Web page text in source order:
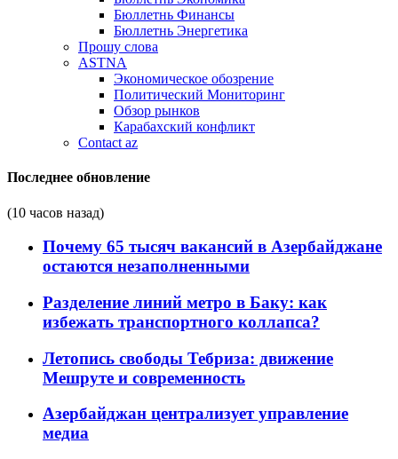
Бюллетнь Финансы
Бюллетнь Энергетика
Прошу слова
ASTNA
Экономическое обозрение
Политический Мониторинг
Обзор рынков
Карабахский конфликт
Contact az
Последнее обновление
(10 часов назад)
Почему 65 тысяч вакансий в Азербайджане
остаются незаполненными
Разделение линий метро в Баку: как
избежать транспортного коллапса?
Летопись свободы Тебриза: движение
Мешруте и современность
Азербайджан централизует управление
медиа